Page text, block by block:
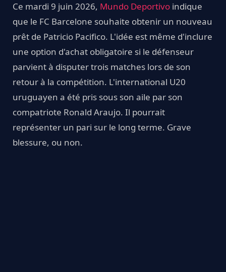
Ce mardi 9 juin 2026, Mundo Deportivo indique
que le FC Barcelone souhaite obtenir un nouveau
prêt de Patricio Pacifico. L'idée est même d'inclure
une option d'achat obligatoire si le défenseur
parvient à disputer trois matches lors de son
retour à la compétition. L'international U20
uruguayen a été pris sous son aile par son
compatriote Ronald Araujo. Il pourrait
représenter un pari sur le long terme. Grave
blessure, ou non.